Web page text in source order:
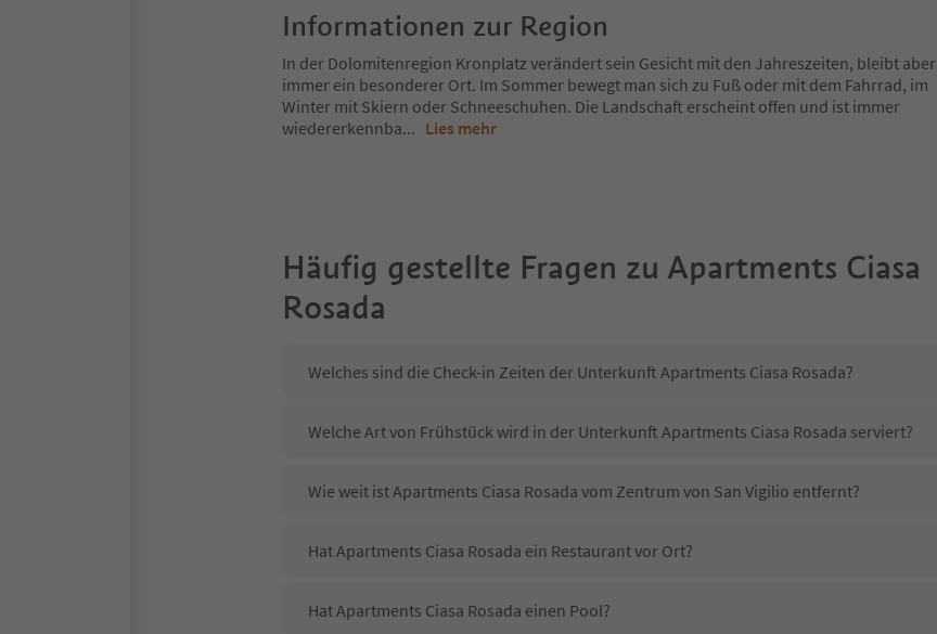
Informationen zur Region
In der Dolomitenregion Kronplatz verändert sein Gesicht mit den Jahreszeiten, bleibt aber
immer ein besonderer Ort. Im Sommer bewegt man sich zu Fuß oder mit dem Fahrrad, im
Winter mit Skiern oder Schneeschuhen. Die Landschaft erscheint offen und ist immer
wiedererkennba... Lies mehr
Häufig gestellte Fragen zu Apartments Ciasa
Rosada
Welches sind die Check-in Zeiten der Unterkunft Apartments Ciasa Rosada?
Welche Art von Frühstück wird in der Unterkunft Apartments Ciasa Rosada serviert?
Wie weit ist Apartments Ciasa Rosada vom Zentrum von San Vigilio entfernt?
Hat Apartments Ciasa Rosada ein Restaurant vor Ort?
Hat Apartments Ciasa Rosada einen Pool?